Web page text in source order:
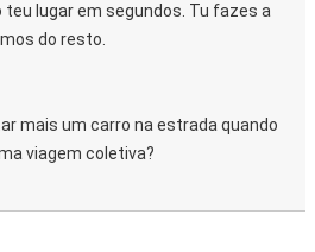
teu lugar em segundos. Tu fazes a
do resto.
mais um carro na estrada quando
viagem coletiva?